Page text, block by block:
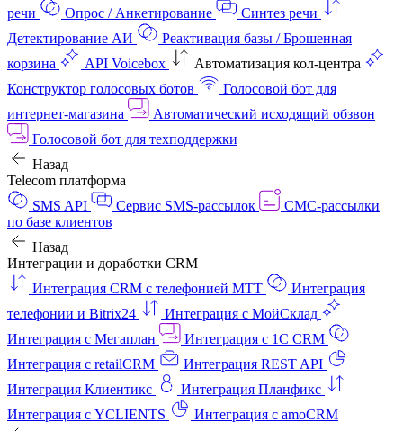
речи
Опрос / Анкетирование
Синтез речи
Детектирование АИ
Реактивация базы / Брошенная
корзина
API Voicebox
Автоматизация кол‑центра
Конструктор голосовых ботов
Голосовой бот для
интернет‑магазина
Автоматический исходящий обзвон
Голосовой бот для техподдержки
Назад
Telecom платформа
SMS API
Сервис SMS-рассылок
СМС-рассылки
по базе клиентов
Назад
Интеграции и доработки CRM
Интеграция CRM с телефонией МТТ
Интеграция
телефонии и Bitrix24
Интеграция с МойСклад
Интеграция с Мегаплан
Интеграция с 1C CRM
Интеграция с retailCRM
Интеграция REST API
Интеграция Клиентикс
Интеграция Планфикс
Интеграция с YCLIENTS
Интеграция с amoCRM